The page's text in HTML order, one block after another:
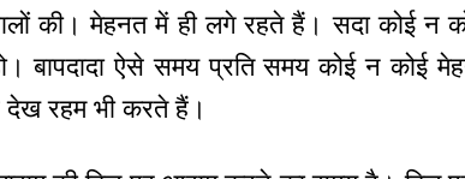
की। मेहनत में ही लगे रहते हैं। सदा कोई न
बापदादा ऐसे समय प्रति समय कोई न कोई
रहम भी करते हैं।